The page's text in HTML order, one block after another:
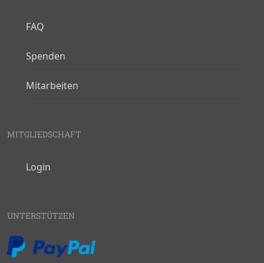
FAQ
Spenden
Mitarbeiten
MITGLIEDSCHAFT
Login
UNTERSTÜTZEN